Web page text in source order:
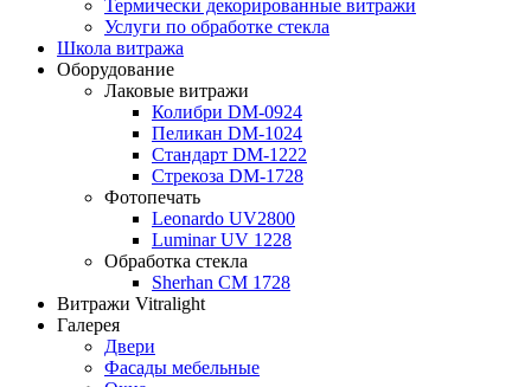
Термически декорированные витражи
Услуги по обработке стекла
Школа витража
Оборудование
Лаковые витражи
Колибри DM-0924
Пеликан DM-1024
Стандарт DM-1222
Стрекоза DM-1728
Фотопечать
Leonardo UV2800
Luminar UV 1228
Обработка стекла
Sherhan CM 1728
Витражи Vitralight
Галерея
Двери
Фасады мебельные